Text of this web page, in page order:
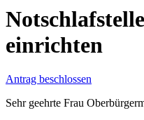
einrichten
Antrag beschlossen
Sehr geehrte Frau